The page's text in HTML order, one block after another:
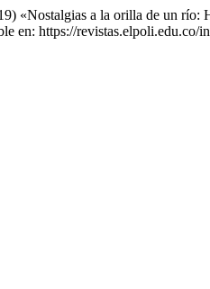
«Nostalgias a la orilla de un río:
en: https://